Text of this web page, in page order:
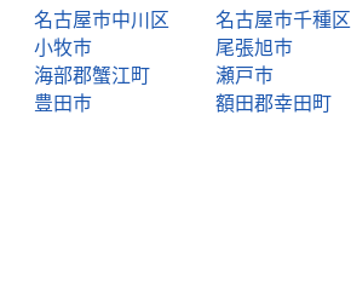
名古屋市中川区 名古屋市千種区
小牧市 尾張旭市
海部郡蟹江町 瀬戸市
豊田市 額田郡幸田町